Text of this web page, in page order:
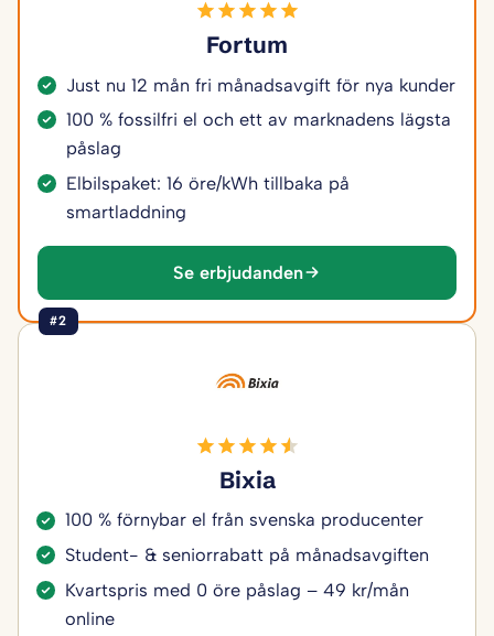
Fortum
Just nu 12 mån fri månadsavgift för nya kunder
100 % fossilfri el och ett av marknadens lägsta
påslag
Elbilspaket: 16 öre/kWh tillbaka på
smartladdning
Se erbjudanden
#2
Bixia
100 % förnybar el från svenska producenter
Student- & seniorrabatt på månadsavgiften
Kvartspris med 0 öre påslag – 49 kr/mån
online